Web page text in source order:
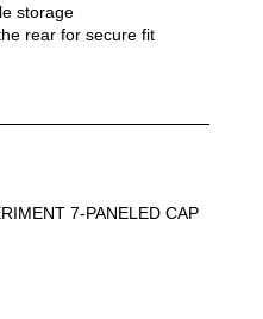
storage
rear for secure fit
7-PANELED CAP